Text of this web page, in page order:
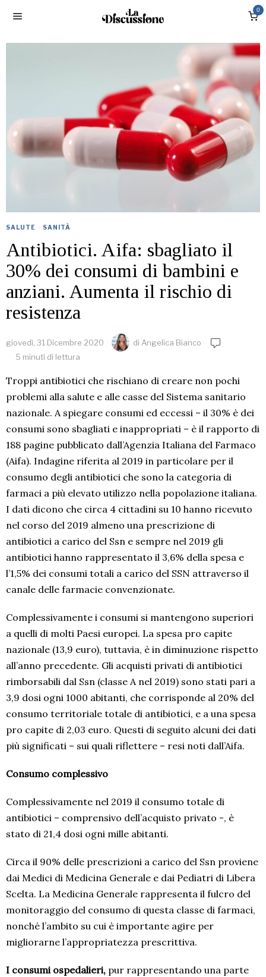
0
SALUTE · SANITÀ
Antibiotici. Aifa: sbagliato il
30% dei consumi di bambini e
anziani. Aumenta il rischio di
resistenza
giovedì, 31 Dicembre 2020 di Angelica Bianco
5 minuti di lettura
Troppi antibiotici che rischiano di creare non pochi
problemi alla salute e alle casse del Sistema sanitario
nazionale. A spiegare consumi ed eccessi – il 30% è dei
consumi sono sbagliati e inappropriati – è il rapporto di
188 pagine pubblicato dall’Agenzia Italiana del Farmaco
(Aifa). Indagine riferita al 2019 in particolare per il
consumo degli antibiotici che sono la categoria di
farmaci a più elevato utilizzo nella popolazione italiana.
I dati dicono che circa 4 cittadini su 10 hanno ricevuto
nel corso del 2019 almeno una prescrizione di
antibiotici a carico del Ssn e sempre nel 2019 gli
antibiotici hanno rappresentato il 3,6% della spesa e
l’1,5% dei consumi totali a carico del SSN attraverso il
canale delle farmacie convenzionate.
Complessivamente i consumi si mantengono superiori
a quelli di molti Paesi europei. La spesa pro capite
nazionale (13,9 euro), tuttavia, è in diminuzione rispetto
all’anno precedente. Gli acquisti privati di antibiotici
rimborsabili dal Ssn (classe A nel 2019) sono stati pari a
3,9 dosi ogni 1000 abitanti, che corrisponde al 20% del
consumo territoriale totale di antibiotici, e a una spesa
pro capite di 2,03 euro. Questi di seguito alcuni dei dati
più significati – sui quali riflettere – resi noti dall’Aifa.
Consumo complessivo
Complessivamente nel 2019 il consumo totale di
antibiotici – comprensivo dell’acquisto privato -, è
stato di 21,4 dosi ogni mille abitanti.
Circa il 90% delle prescrizioni a carico del Ssn proviene
dai Medici di Medicina Generale e dai Pediatri di Libera
Scelta. La Medicina Generale rappresenta il fulcro del
monitoraggio del consumo di questa classe di farmaci,
nonché l’ambito su cui è importante agire per
migliorarne l’appropriatezza prescrittiva.
I consumi ospedalieri, pur rappresentando una parte